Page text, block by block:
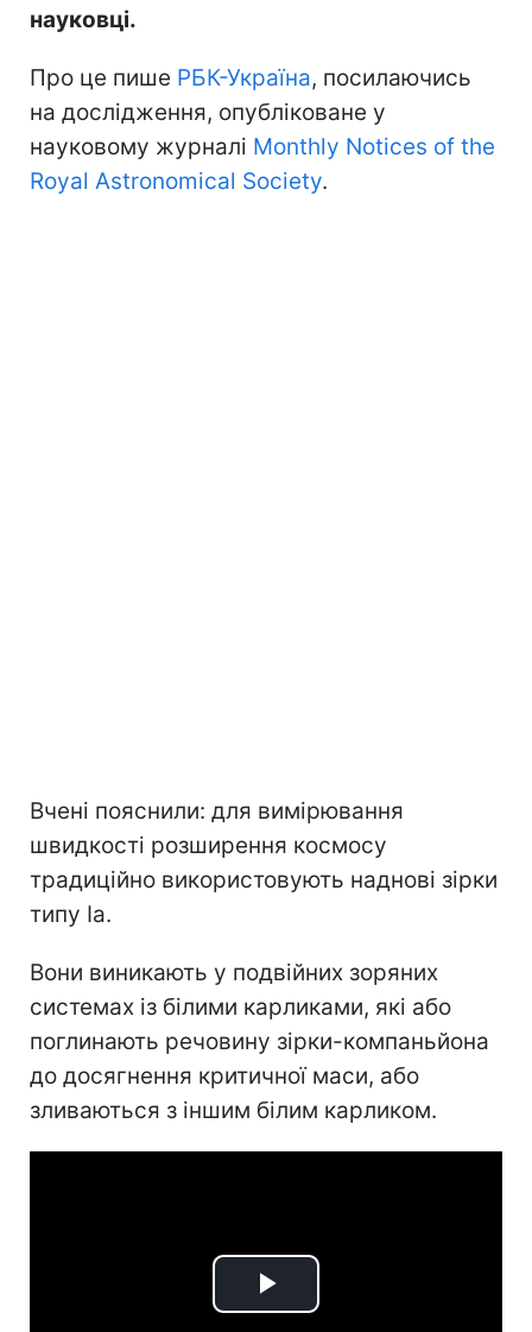
науковці.
Про це пише РБК-Україна, посилаючись
на дослідження, опубліковане у
науковому журналі Monthly Notices of the
Royal Astronomical Society.
Вчені пояснили: для вимірювання
швидкості розширення космосу
традиційно використовують наднові зірки
типу Ia.
Вони виникають у подвійних зоряних
системах із білими карликами, які або
поглинають речовину зірки-компаньйона
до досягнення критичної маси, або
зливаються з іншим білим карликом.
Play